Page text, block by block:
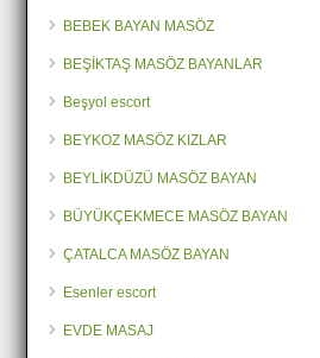
BEBEK BAYAN MASÖZ
BEŞİKTAŞ MASÖZ BAYANLAR
Beşyol escort
BEYKOZ MASÖZ KIZLAR
BEYLİKDÜZÜ MASÖZ BAYAN
BÜYÜKÇEKMECE MASÖZ BAYAN
ÇATALCA MASÖZ BAYAN
Esenler escort
EVDE MASAJ